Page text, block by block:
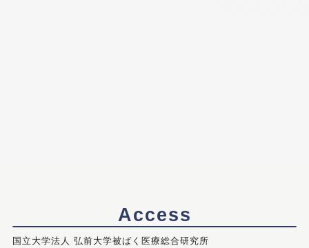
Access
国立大学法人 弘前大学被ばく医療総合研究所